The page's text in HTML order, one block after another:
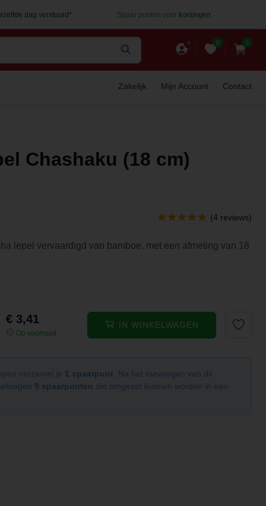
dag verstuurd* Spaar punten voor kortingen
0 0
Zakelijk Mijn Account Contact
Chashaku (18 cm)
(4 reviews)
lepel vervaardigd van bamboe, met een afmeting van 18
€ 3,41
Op voorraad
IN WINKELWAGEN
verzamel je 1 spaarpunt . Na het toevoegen van dit
9 spaarpunten die omgezet kunnen worden in een